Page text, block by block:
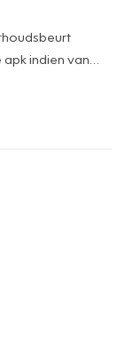
indien van
buiten
matten set,
auto op u
in een